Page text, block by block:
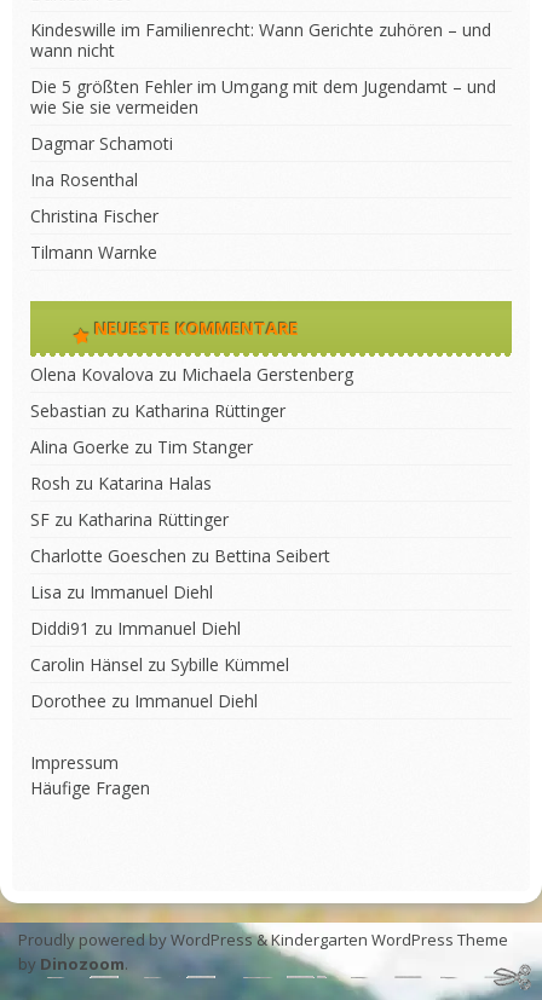
Kindeswille im Familienrecht: Wann Gerichte zuhören – und
wann nicht
Die 5 größten Fehler im Umgang mit dem Jugendamt – und
wie Sie sie vermeiden
Dagmar Schamoti
Ina Rosenthal
Christina Fischer
Tilmann Warnke
NEUESTE KOMMENTARE
Olena Kovalova zu Michaela Gerstenberg
Sebastian zu Katharina Rüttinger
Alina Goerke zu Tim Stanger
Rosh zu Katarina Halas
SF zu Katharina Rüttinger
Charlotte Goeschen zu Bettina Seibert
Lisa zu Immanuel Diehl
Diddi91 zu Immanuel Diehl
Carolin Hänsel zu Sybille Kümmel
Dorothee zu Immanuel Diehl
Impressum
Häufige Fragen
Proudly powered by WordPress&Kindergarten WordPress Theme
by Dinozoom.